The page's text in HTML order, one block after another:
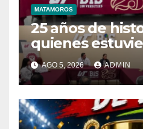
MATAMOROS
25 años de
quienes
inicio
AGO 5, 2026 ADMIN